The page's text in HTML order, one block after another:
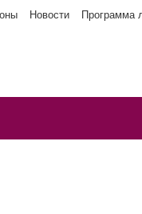
Новости Программа